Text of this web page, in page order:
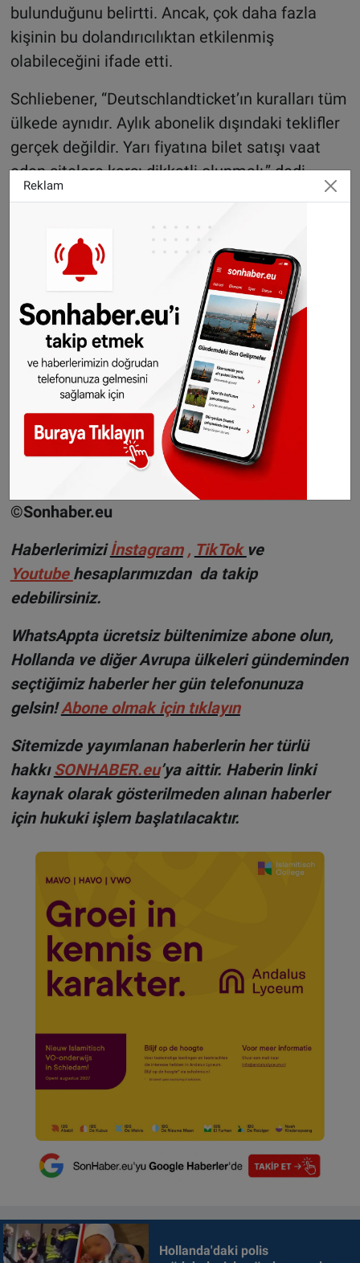
bulunduğunu belirtti. Ancak, çok daha fazla
kişinin bu dolandırıcılıktan etkilenmiş
olabileceğini ifade etti.
Schliebener, “Deutschlandticket’ın kuralları tüm
ülkede aynıdır. Aylık abonelik dışındaki teklifler
gerçek değildir. Yarı fiyatına bilet satışı vaat
eden sitelere karşı dikkatli olunmalı,” dedi.
Şirket suçlamaları reddediyor
“D-Ticket.su” ise internet sitesinde yaptığı
açıklamada, iddiaları reddederek, Bavyera
merkezli bir şirketle çalıştıklarını ancak bu
şirketin isminin gizli tutulduğunu öne sürdü.
Şubat ayında yaşanan iletişim kesintisinin
biletlerin geçersiz hale gelmesine yol açtığını
savundu.
Alman ulaşım şirketleri, vatandaşlara sadece
resmi internet siteleri veya yetkili satış
noktalarından bilet satın almaları çağrısında
©Sonhaber.eu
Haberlerimiziİnstagram , TikTok ve
Youtube hesaplarımızdan da takip
edebilirsiniz.
WhatsAppta ücretsiz bültenimize abone olun,
Hollanda ve diğer Avrupa ülkeleri gündeminden
seçtiğimiz haberler her gün telefonunuza
gelsin!Abone olmak için tıklayın
Sitemizde yayımlanan haberlerin her türlü
hakkıSONHABER.eu’ya aittir. Haberin linki
kaynak olarak gösterilmeden alınan haberler
için hukuki işlem başlatılacaktır.
Hollanda'daki polis
Reklam